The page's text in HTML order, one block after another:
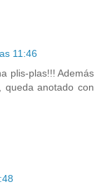
11:46
plis-plas!!! Además
anotado con